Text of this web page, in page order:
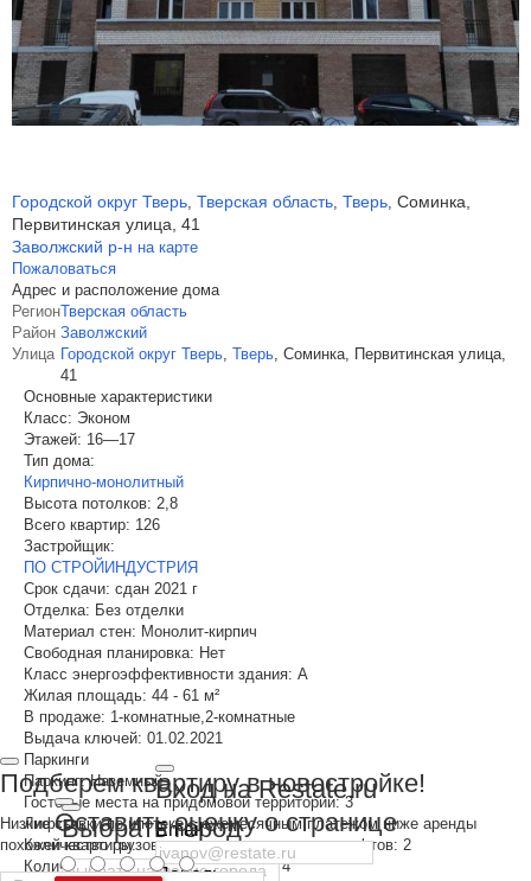
Выбрать город
Вход на Restate.ru
Email
Пароль
Городской округ Тверь, Тверская область, Тверь, Соминка,
Первитинская улица, 41
Заволжский р-н на карте
Пожаловаться
Адрес и расположение дома
РегионТверская область
Район Заволжский
Улица Городской округ Тверь, Тверь, Соминка, Первитинская улица,
41
Основные характеристики
Класс: Эконом
Этажей: 16—17
Тип дома:
Кирпично-монолитный
Высота потолков: 2,8
Всего квартир: 126
Застройщик:
ПО СТРОЙИНДУСТРИЯ
Срок сдачи: сдан 2021 г
Отделка: Без отделки
Материал стен: Монолит-кирпич
Свободная планировка: Нет
Класс энергоэффективности здания: A
Жилая площадь: 44 - 61 м²
В продаже: 1-комнатные,2-комнатные
Выдача ключей: 01.02.2021
Паркинги
Паркинг: Наземный
Гостевые места на придомовой территории: 3
Лифты
Количество грузовых и грузопассажирских лифтов: 2
Количество пассажирских лифтов: 4
Подберем квартиру в новостройке!
Низкие ставки по ипотеке с ежемесячным платежом ниже аренды
похожей квартиры.
Оставить оценку о странице